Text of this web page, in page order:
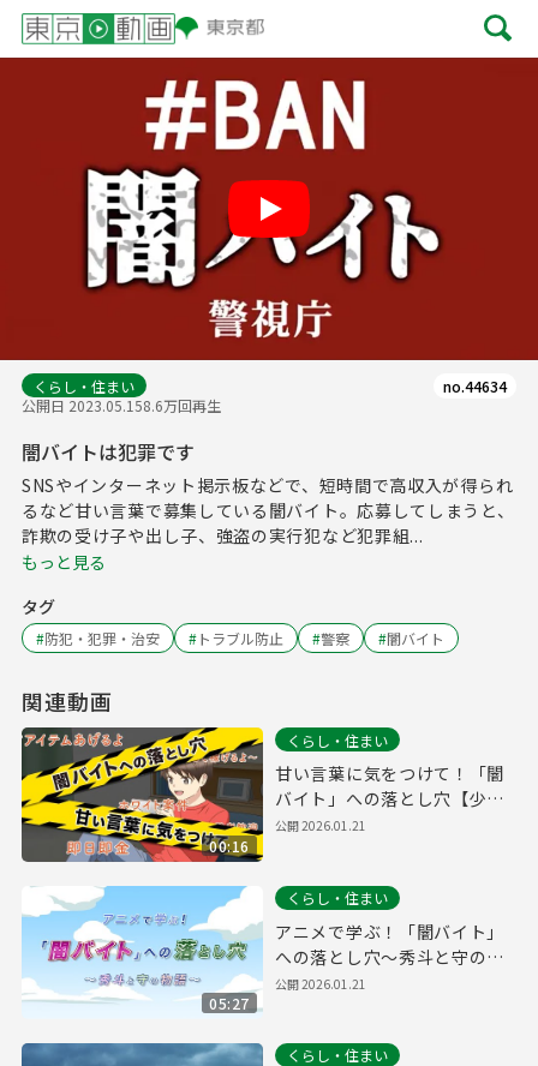
くらし・住まい
公開日 2023.05.158.6万回再生
no.44634
闇バイトは犯罪です
SNSやインターネット掲示板などで、短時間で高収入が得られ
るなど甘い言葉で募集している闇バイト。応募してしまうと、
詐欺の受け子や出し子、強盗の実行犯など犯罪組...
もっと見る
タグ
#防犯・犯罪・治安 #トラブル防止 #警察 #闇バイト
関連動画
00:16
くらし・住まい
甘い言葉に気をつけて！「闇
バイト」への落とし穴【少年
育成課】
公開2026.01.21
05:27
くらし・住まい
アニメで学ぶ！「闇バイト」
への落とし穴～秀斗と守の物
語～【少年育成課】
公開2026.01.21
くらし・住まい